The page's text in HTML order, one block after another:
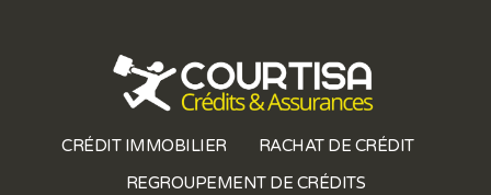
CRÉDIT IMMOBILIER
RACHAT DE CRÉDIT
REGROUPEMENT DE CRÉDITS